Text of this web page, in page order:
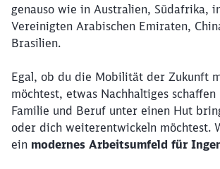
genauso wie in Australien, Südafrika,
Vereinigten Arabischen Emiraten,
Brasilien.
Egal, ob du die Mobilität der Zukunft
möchtest, etwas Nachhaltiges schaffen
Familie und Beruf unter einen Hut
oder dich weiterentwickeln möchtest.
ein modernes Arbeitsumfeld für